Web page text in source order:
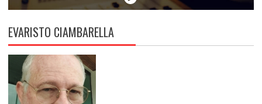
EVARISTO CIAMBARELLA